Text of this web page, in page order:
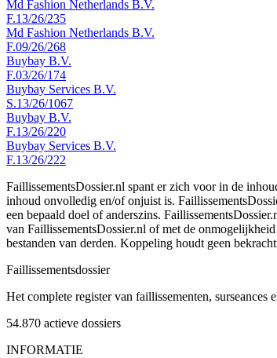
Md Fashion Netherlands B.V.
F.13/26/235
Md Fashion Netherlands B.V.
F.09/26/268
Buybay B.V.
F.03/26/174
Buybay Services B.V.
S.13/26/1067
Buybay B.V.
F.13/26/220
Buybay Services B.V.
F.13/26/222
FaillissementsDossier.nl spant er zich voor in de
inhoud onvolledig en/of onjuist is.
een bepaald doel of anderszins.
van FaillissementsDossier.nl of met de
bestanden van derden. Koppeling houdt geen
Faillissementsdossier
Het complete register van faillissementen, surseances
54.870 actieve dossiers
INFORMATIE